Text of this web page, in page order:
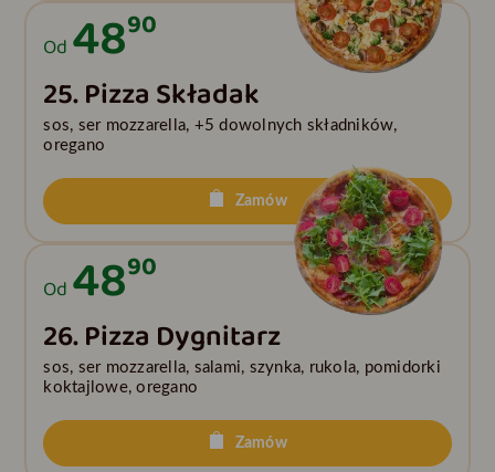
Od 4890
25. Pizza Składak
sos, ser mozzarella, +5 dowolnych składników,
oregano
Zamów
Od 4890
26. Pizza Dygnitarz
sos, ser mozzarella, salami, szynka, rukola, pomidorki
koktajlowe, oregano
Zamów